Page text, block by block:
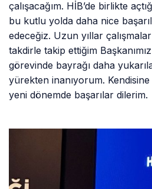
çalışacağım. HİB’de birlikte
bu kutlu yolda daha nice
edeceğiz. Uzun yıllar
takdirle takip ettiğim
görevinde bayrağı daha
yürekten inanıyorum.
yeni dönemde başarılar dilerim.